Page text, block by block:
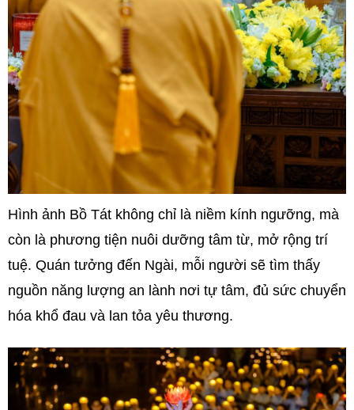
Hình ảnh Bồ Tát không chỉ là niềm kính ngưỡng, mà
còn là phương tiện nuôi dưỡng tâm từ, mở rộng trí
tuệ. Quán tưởng đến Ngài, mỗi người sẽ tìm thấy
nguồn năng lượng an lành nơi tự tâm, đủ sức chuyển
hóa khổ đau và lan tỏa yêu thương.